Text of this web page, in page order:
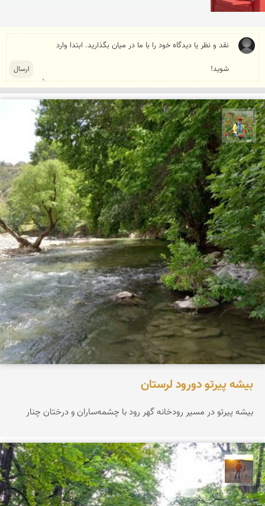
اسفندیار خدایی
بیشه پیرتو دورود لرستان
بیشه پیرتو در مسیر رودخانه گهر رود با چشمه‌ساران و درختان چنار